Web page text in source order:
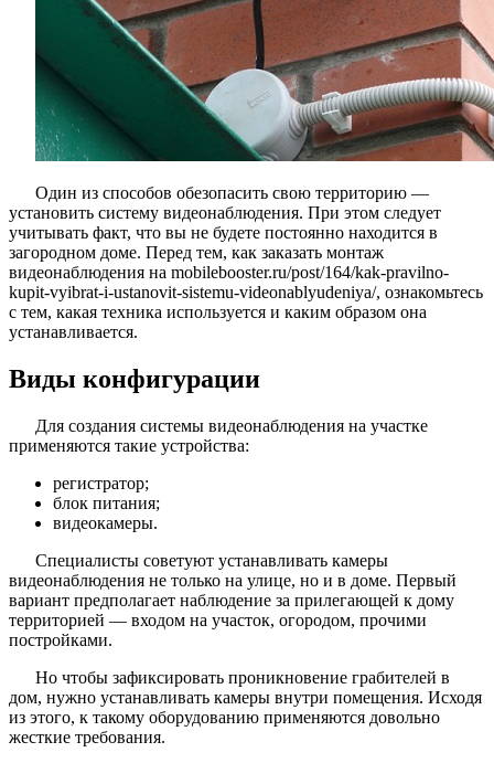
Один из способов обезопасить свою территорию —
установить систему видеонаблюдения. При этом следует
учитывать факт, что вы не будете постоянно находится в
загородном доме. Перед тем, как заказать монтаж
видеонаблюдения на mobilebooster.ru/post/164/kak-pravilno-
kupit-vyibrat-i-ustanovit-sistemu-videonablyudeniya/, ознакомьтесь
с тем, какая техника используется и каким образом она
устанавливается.
Виды конфигурации
Для создания системы видеонаблюдения на участке
применяются такие устройства:
регистратор;
блок питания;
видеокамеры.
Специалисты советуют устанавливать камеры
видеонаблюдения не только на улице, но и в доме. Первый
вариант предполагает наблюдение за прилегающей к дому
территорией — входом на участок, огородом, прочими
постройками.
Но чтобы зафиксировать проникновение грабителей в
дом, нужно устанавливать камеры внутри помещения. Исходя
из этого, к такому оборудованию применяются довольно
жесткие требования.